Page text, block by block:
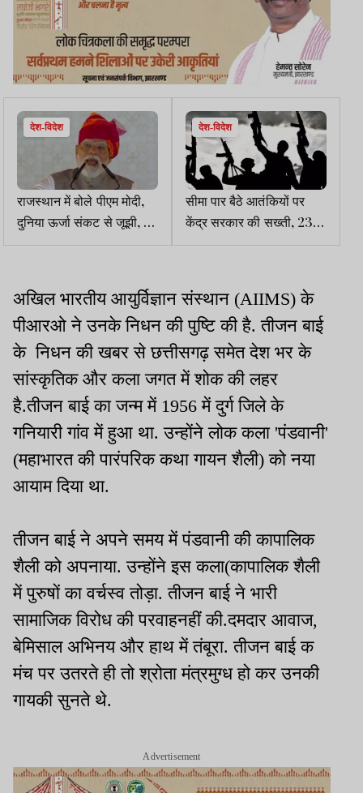
देश-विदेश
राजस्थान में बोले पीएम मोदी,
दुनिया ऊर्जा संकट से जूझी, पर
भारत ने सही रणनीति से हालात
देश-विदेश
सीमा पार बैठे आतंकियों पर
केंद्र सरकार की सख्ती, 23
पाकिस्तानियों को किया
अखिल भारतीय आयुर्विज्ञान संस्थान (AIIMS) के
पीआरओ ने उनके निधन की पुष्टि की है. तीजन बाई
के निधन की खबर से छत्तीसगढ़ समेत देश भर के
सांस्कृतिक और कला जगत में शोक की लहर
है.तीजन बाई का जन्म में 1956 में दुर्ग जिले के
गनियारी गांव में हुआ था. उन्होंने लोक कला 'पंडवानी'
(महाभारत की पारंपरिक कथा गायन शैली) को नया
आयाम दिया था.
तीजन बाई ने अपने समय में पंडवानी की कापालिक
शैली को अपनाया. उन्होंने इस कला(कापालिक शैली
में पुरुषों का वर्चस्व तोड़ा. तीजन बाई ने भारी
सामाजिक विरोध की परवाहनहीं की.दमदार आवाज,
बेमिसाल अभिनय और हाथ में तंबूरा. तीजन बाई क
मंच पर उतरते ही तो श्रोता मंत्रमुग्ध हो कर उनकी
गायकी सुनते थे.
Advertisement